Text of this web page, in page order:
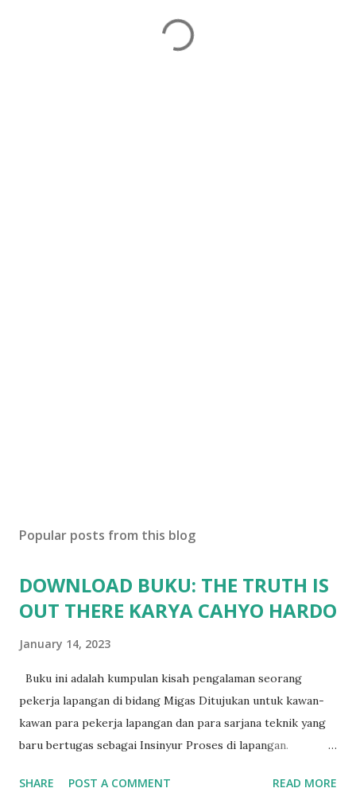
Popular posts from this blog
DOWNLOAD BUKU: THE TRUTH IS
OUT THERE KARYA CAHYO HARDO
January 14, 2023
Buku ini adalah kumpulan kisah pengalaman seorang
pekerja lapangan di bidang Migas Ditujukan untuk kawan-
kawan para pekerja lapangan dan para sarjana teknik yang
baru bertugas sebagai Insinyur Proses di lapangan.
SHARE POST A COMMENT READ MORE